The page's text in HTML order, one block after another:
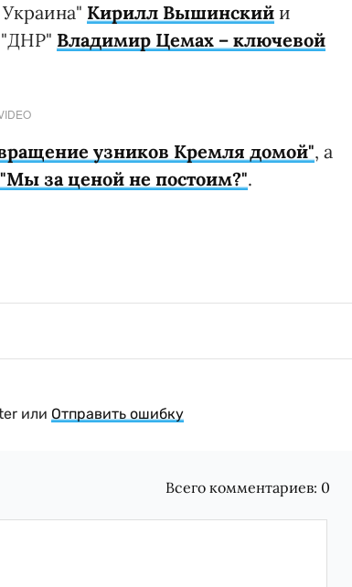
Кирилл Вышинский и
Владимир Цемах – ключевой
узников Кремля домой", а
за ценой не постоим?".
или Отправить ошибку
Всего комментариев: 0